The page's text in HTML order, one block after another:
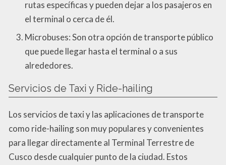
rutas específicas y pueden dejar a los pasajeros en
el terminal o cerca de él.
Microbuses: Son otra opción de transporte público
que puede llegar hasta el terminal o a sus
alrededores.
Servicios de Taxi y Ride-hailing
Los servicios de taxi y las aplicaciones de transporte
como ride-hailing son muy populares y convenientes
para llegar directamente al Terminal Terrestre de
Cusco desde cualquier punto de la ciudad. Estos